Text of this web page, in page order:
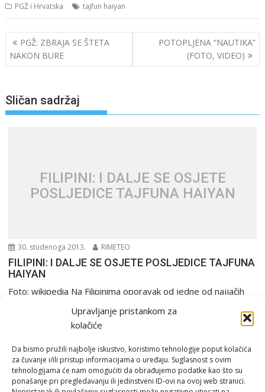
Upravljanje pristankom za
kolačiće
Da bismo pružili najbolje iskustvo, koristimo tehnologije poput kolačića
za čuvanje i/ili pristup informacijama o uređaju. Suglasnost s ovim
tehnologijama će nam omogućiti da obrađujemo podatke kao što su
ponašanje pri pregledavanju ili jedinstveni ID-ovi na ovoj web stranici.
PGŽ i Hrvatska tajfun haiyan
Navigacija
objava
PGŽ: ZBRAJA SE ŠTETA
NAKON BURE
POTOPLJENA “NAUTIKA”
(FOTO, VIDEO)
Sličan sadržaj
FILIPINI: I DALJE SE OSJETE
POSLJEDICE TAJFUNA HAIYAN
30. studenoga 2013. RIMETEO
FILIPINI: I DALJE SE OSJETE POSLJEDICE TAJFUNA
HAIYAN
Foto: wikipedia Na Filipinima oporavak od jedne od najjačih
oluja ikada na kugli zemaljskoj traje i...